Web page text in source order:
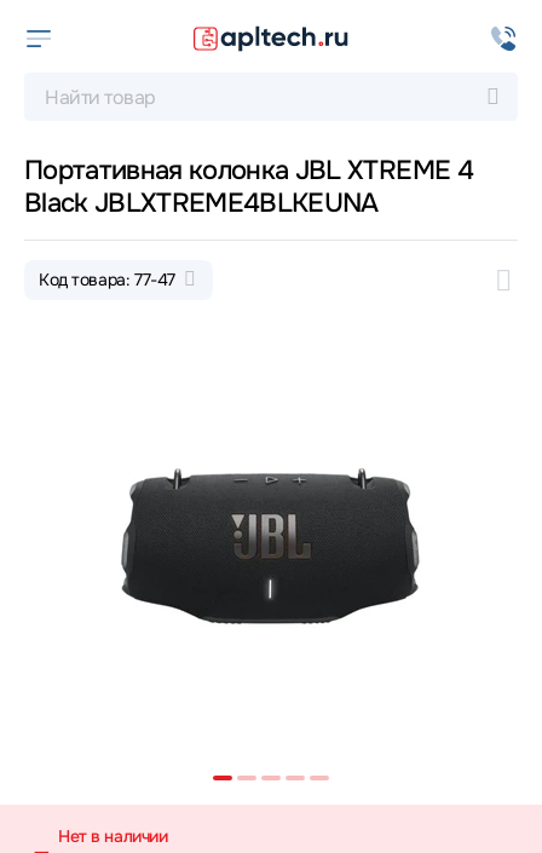
Портативная колонка JBL XTREME 4
Black JBLXTREME4BLKEUNA
Код товара: 77-47
Нет в наличии